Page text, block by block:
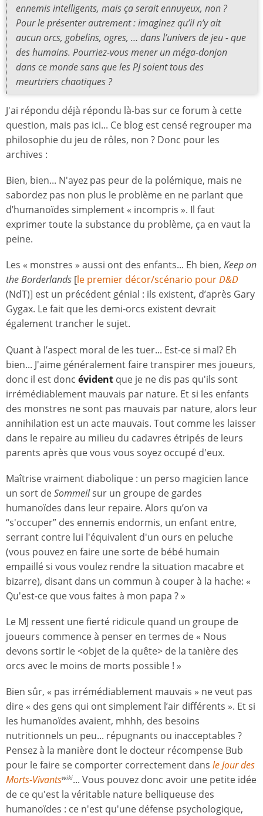
ennemis intelligents, mais ça serait ennuyeux, non ?
Pour le présenter autrement : imaginez qu’il n’y ait
aucun orcs, gobelins, ogres, … dans l’univers de jeu - que
des humains. Pourriez-vous mener un méga-donjon
dans ce monde sans que les PJ soient tous des
meurtriers chaotiques ?
J'ai répondu déjà répondu là-bas sur ce forum à cette
question, mais pas ici... Ce blog est censé regrouper ma
philosophie du jeu de rôles, non ? Donc pour les
archives :
Bien, bien... N'ayez pas peur de la polémique, mais ne
sabordez pas non plus le problème en ne parlant que
d’humanoïdes simplement « incompris ». Il faut
exprimer toute la substance du problème, ça en vaut la
peine.
Les « monstres » aussi ont des enfants... Eh bien, Keep on
the Borderlands [le premier décor/scénario pourD&D
(NdT)] est un précédent génial : ils existent, d’après Gary
Gygax. Le fait que les demi-orcs existent devrait
également trancher le sujet.
Quant à l’aspect moral de les tuer... Est-ce si mal? Eh
bien... J'aime généralement faire transpirer mes joueurs,
donc il est donc évident que je ne dis pas qu'ils sont
irrémédiablement mauvais par nature. Et si les enfants
des monstres ne sont pas mauvais par nature, alors leur
annihilation est un acte mauvais. Tout comme les laisser
dans le repaire au milieu du cadavres étripés de leurs
parents après que vous vous soyez occupé d'eux.
Maîtrise vraiment diabolique : un perso magicien lance
un sort deSommeilsur un groupe de gardes
humanoïdes dans leur repaire. Alors qu’on va
“s'occuper” des ennemis endormis, un enfant entre,
serrant contre lui l'équivalent d'un ours en peluche
(vous pouvez en faire une sorte de bébé humain
empaillé si vous voulez rendre la situation macabre et
bizarre), disant dans un commun à couper à la hache: «
Qu'est-ce que vous faites à mon papa ? »
Le MJ ressent une fierté ridicule quand un groupe de
joueurs commence à penser en termes de « Nous
devons sortir le <objet de la quête> de la tanière des
orcs avec le moins de morts possible ! »
Bien sûr, « pas irrémédiablement mauvais » ne veut pas
dire « des gens qui ont simplement l’air différents ». Et si
les humanoïdes avaient, mhhh, des besoins
nutritionnels un peu... répugnants ou inacceptables ?
Pensez à la manière dont le docteur récompense Bub
pour le faire se comporter correctement dans le Jour des
Morts-Vivantswiki... Vous pouvez donc avoir une petite idée
de ce qu'est la véritable nature belliqueuse des
humanoïdes : ce n'est qu'une défense psychologique,